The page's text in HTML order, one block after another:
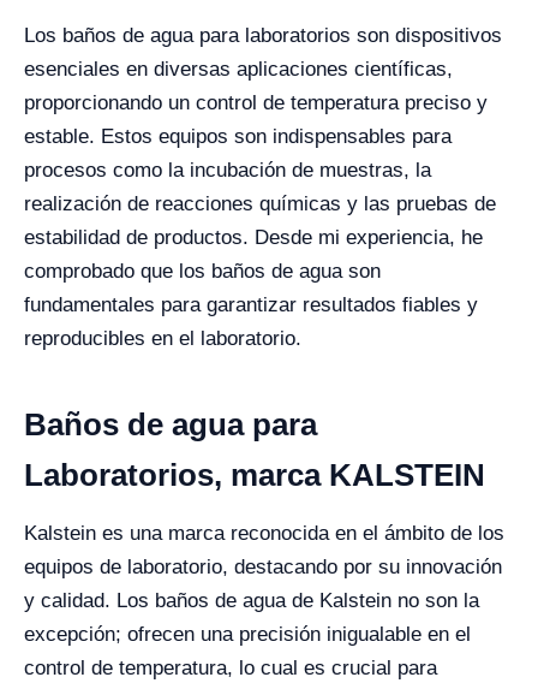
Los baños de agua para laboratorios son dispositivos
esenciales en diversas aplicaciones científicas,
proporcionando un control de temperatura preciso y
estable. Estos equipos son indispensables para
procesos como la incubación de muestras, la
realización de reacciones químicas y las pruebas de
estabilidad de productos. Desde mi experiencia, he
comprobado que los baños de agua son
fundamentales para garantizar resultados fiables y
reproducibles en el laboratorio.
Baños de agua para
Laboratorios, marca KALSTEIN
Kalstein es una marca reconocida en el ámbito de los
equipos de laboratorio, destacando por su innovación
y calidad. Los baños de agua de Kalstein no son la
excepción; ofrecen una precisión inigualable en el
control de temperatura, lo cual es crucial para